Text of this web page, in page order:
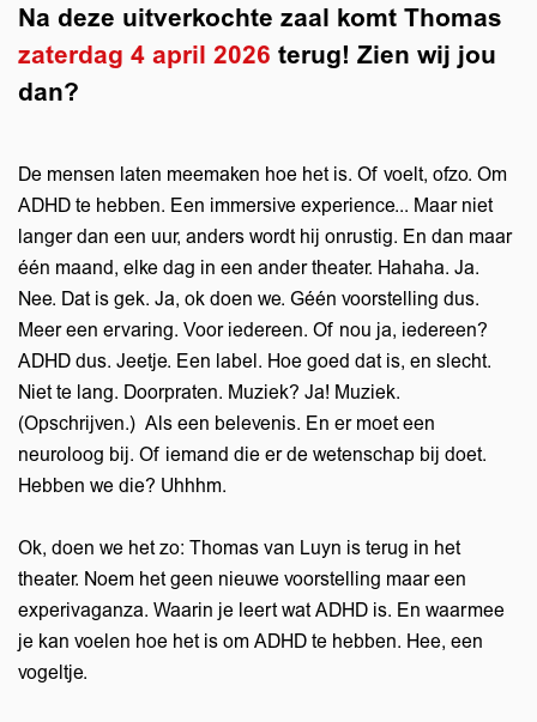
Na deze uitverkochte zaal komt Thomas
zaterdag 4 april 2026 terug! Zien wij jou
dan?
De mensen laten meemaken hoe het is. Of voelt, ofzo. Om
ADHD te hebben. Een immersive experience... Maar niet
langer dan een uur, anders wordt hij onrustig. En dan maar
één maand, elke dag in een ander theater. Hahaha. Ja.
Nee. Dat is gek. Ja, ok doen we. Géén voorstelling dus.
Meer een ervaring. Voor iedereen. Of nou ja, iedereen?
ADHD dus. Jeetje. Een label. Hoe goed dat is, en slecht.
Niet te lang. Doorpraten. Muziek? Ja! Muziek.
(Opschrijven.) Als een belevenis. En er moet een
neuroloog bij. Of iemand die er de wetenschap bij doet.
Hebben we die? Uhhhm.
Ok, doen we het zo: Thomas van Luyn is terug in het
theater. Noem het geen nieuwe voorstelling maar een
experivaganza. Waarin je leert wat ADHD is. En waarmee
je kan voelen hoe het is om ADHD te hebben. Hee, een
vogeltje.